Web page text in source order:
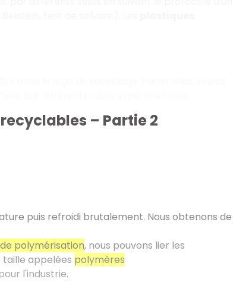
– Partie 2
puis refroidi brutalement. Nous obtenons de
polymérisation, nous pouvons lier les
appelées polymères
l'industrie.